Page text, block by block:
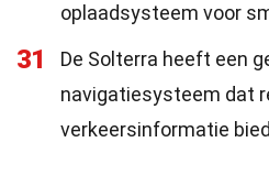
oplaadsysteem voor
31
De Solterra heeft een
navigatiesysteem dat
verkeersinformatie